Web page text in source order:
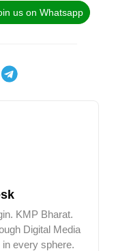
us on Whatsapp
KMP Bharat.
Digital Media
every sphere.